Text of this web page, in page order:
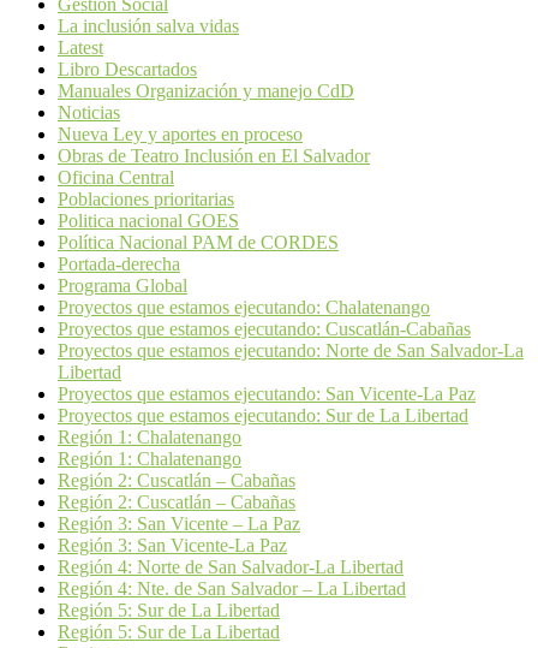
Gestion Social
La inclusión salva vidas
Latest
Libro Descartados
Manuales Organización y manejo CdD
Noticias
Nueva Ley y aportes en proceso
Obras de Teatro Inclusión en El Salvador
Oficina Central
Poblaciones prioritarias
Politica nacional GOES
Política Nacional PAM de CORDES
Portada-derecha
Programa Global
Proyectos que estamos ejecutando: Chalatenango
Proyectos que estamos ejecutando: Cuscatlán-Cabañas
Proyectos que estamos ejecutando: Norte de San Salvador-La
Libertad
Proyectos que estamos ejecutando: San Vicente-La Paz
Proyectos que estamos ejecutando: Sur de La Libertad
Región 1: Chalatenango
Región 1: Chalatenango
Región 2: Cuscatlán – Cabañas
Región 2: Cuscatlán – Cabañas
Región 3: San Vicente – La Paz
Región 3: San Vicente-La Paz
Región 4: Norte de San Salvador-La Libertad
Región 4: Nte. de San Salvador – La Libertad
Región 5: Sur de La Libertad
Región 5: Sur de La Libertad